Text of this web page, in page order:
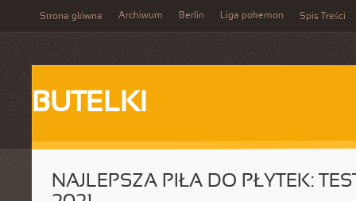
Strona główna Archiwum Berlin Liga pokemon Spis Treści
BUTELKI
NAJLEPSZA PIŁA DO PŁYTEK: